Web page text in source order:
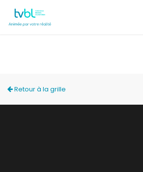
Retour à la grille